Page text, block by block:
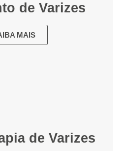
de Varizes
MAIS
de Varizes